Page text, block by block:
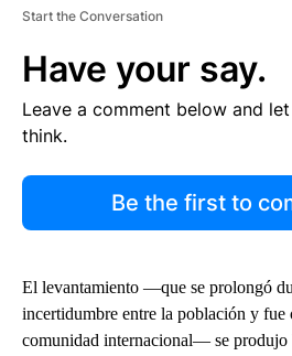
Start the Conversation
Have your say.
Leave a comment below and
think.
Be the first to
El levantamiento —que se prolongó
incertidumbre entre la población y fue
comunidad internacional— se produjo